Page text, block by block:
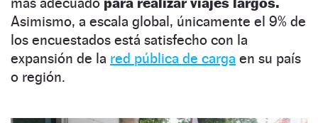
Asimismo, a escala global, únicamente el 9% de
los encuestados está satisfecho con la
expansión de la red pública de carga en su país
o región.